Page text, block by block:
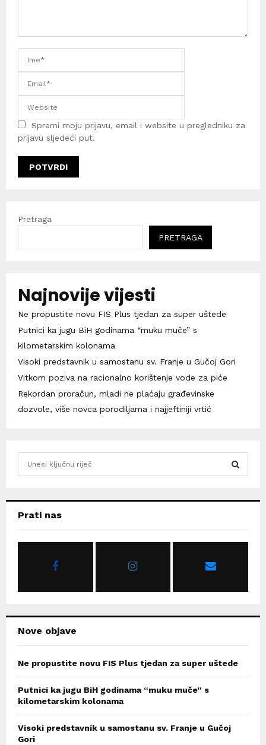
Spremi moju prijavu, email i website u pregledniku za
prijavu sljedeći put.
Pretraga
PRETRAGA
Najnovije vijesti
Ne propustite novu FIS Plus tjedan za super uštede
Putnici ka jugu BiH godinama “muku muče” s
kilometarskim kolonama
Visoki predstavnik u samostanu sv. Franje u Gučoj Gori
Vitkom poziva na racionalno korištenje vode za piće
Rekordan proračun, mladi ne plaćaju građevinske
dozvole, više novca porodiljama i najjeftiniji vrtić
h
o
Prati nas
Nove objave
Ne propustite novu FIS Plus tjedan za super uštede
Putnici ka jugu BiH godinama “muku muče” s
kilometarskim kolonama
Visoki predstavnik u samostanu sv. Franje u Gučoj
Gori